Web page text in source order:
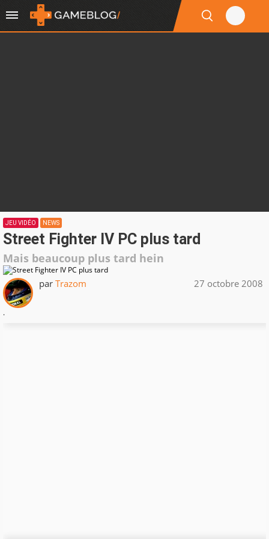
JEU VIDÉO NEWS
Street Fighter IV PC plus tard
Mais beaucoup plus tard hein
par Trazom 27 octobre 2008
.